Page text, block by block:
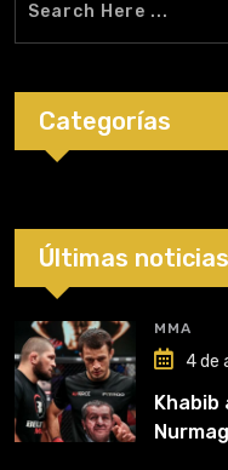
Categorías
Últimas noticias
MMA
4 de
Khabib